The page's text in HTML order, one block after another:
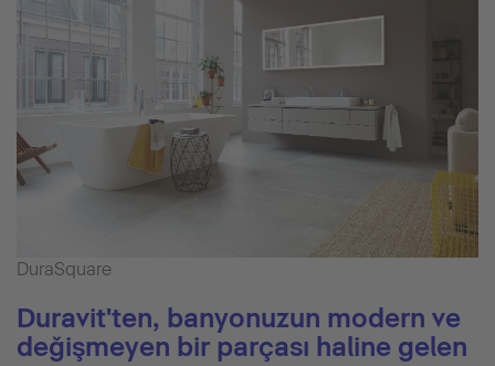
DuraSquare
Duravit'ten, banyonuzun modern ve
değişmeyen bir parçası haline gelen